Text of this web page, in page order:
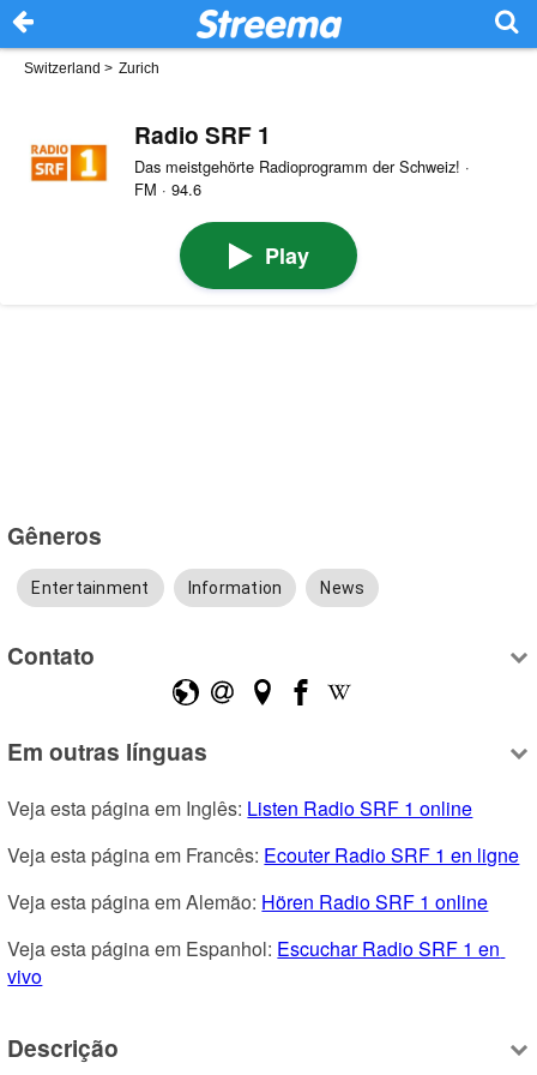
Switzerland > Zurich
Radio SRF 1
Das meistgehörte Radioprogramm der Schweiz! ·
FM · 94.6
Play
Gêneros
Entertainment Information News
Contato
Em outras línguas
Veja esta página em Inglês: Listen Radio SRF 1 online
Veja esta página em Francês: Ecouter Radio SRF 1 en ligne
Veja esta página em Alemão: Hören Radio SRF 1 online
Veja esta página em Espanhol: Escuchar Radio SRF 1 en
vivo
Descrição